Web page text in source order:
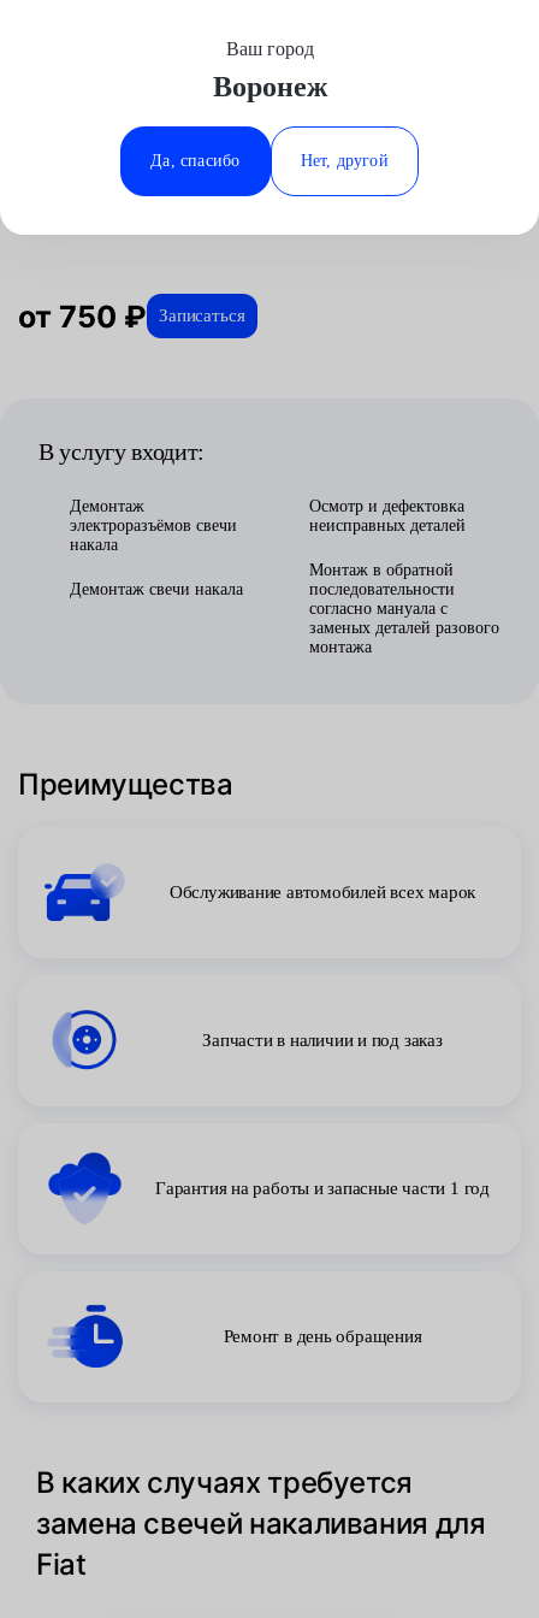
Минеральные Воды
Ростов-на-Дону
Ставрополь
Ваш город
Воронеж
Да, спасибо Нет, другой
ОтзывыАвтосервис
Замена свечей накаливания для
Fiat в Воронеже
от 750 ₽ Записаться
В услугу входит:
Демонтаж
электроразъёмов свечи
накала
Демонтаж свечи накала
Осмотр и дефектовка
неисправных деталей
Монтаж в обратной
последовательности
согласно мануала с
заменых деталей разового
монтажа
Преимущества
Обслуживание автомобилей всех марок
Запчасти в наличии и под заказ
Гарантия на работы и запасные части 1 год
Ремонт в день обращения
В каких случаях требуется
замена свечей накаливания для
Fiat